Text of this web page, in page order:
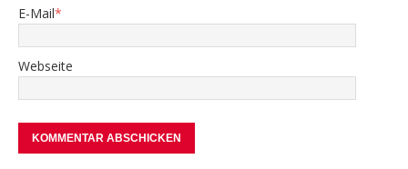
E-Mail*
Webseite